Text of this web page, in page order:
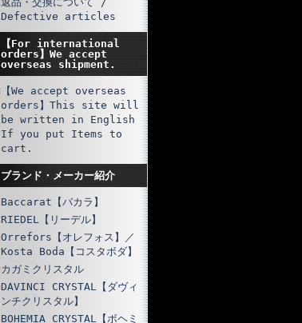
Defective articles
【For international
orders】We accept
overseas shipment.
【We accept overseas
orders】This site will
be written in English
If you put Items to
cart.
ブランド・メーカー紹介
Baccarat【バカラ】
RIEDEL【リーデル】
Orrefors【オレフォス】／
Kosta Boda【コスタボダ】
カガミクリスタル
DAVINCI CRYSTAL【ダヴィ
ンチクリスタル】
BOHEMIA CRYSTAL【ボヘミ